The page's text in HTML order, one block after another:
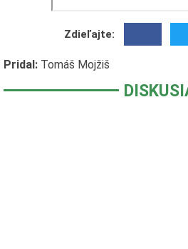
Zdieľajte:
Pridal: Tomáš Mojžiš